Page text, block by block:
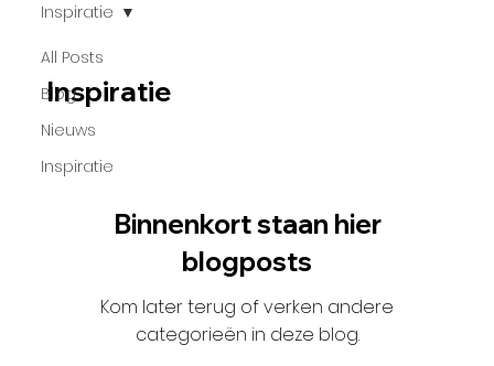
All Posts
Blog
Nieuws
Inspiratie
Inspiratie
Inspiratie
Binnenkort staan hier
blogposts
Kom later terug of verken andere
categorieën in deze blog.